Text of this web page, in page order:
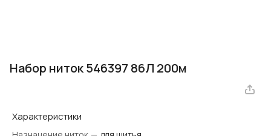
Набор ниток 546397 86Л 200м
Характеристики